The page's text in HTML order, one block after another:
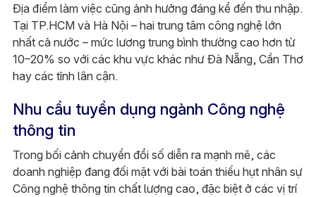
Địa điểm làm việc cũng ảnh hưởng đáng kể đến thu nhập.
Tại TP.HCM và Hà Nội – hai trung tâm công nghệ lớn
nhất cả nước – mức lương trung bình thường cao hơn từ
10–20% so với các khu vực khác như Đà Nẵng, Cần Thơ
hay các tỉnh lân cận.
Nhu cầu tuyển dụng ngành Công nghệ
thông tin
Trong bối cảnh chuyển đổi số diễn ra mạnh mẽ, các
doanh nghiệp đang đối mặt với bài toán thiếu hụt nhân sự
Công nghệ thông tin chất lượng cao, đặc biệt ở các vị trí